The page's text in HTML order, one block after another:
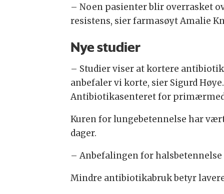
– Noen pasienter blir overrasket
resistens, sier farmasøyt Amalie
Nye studier
– Studier viser at kortere
anbefaler vi korte, sier Sigurd
Antibiotikasenteret for
Kuren for lungebetennelse har
dager.
– Anbefalingen for
Mindre antibiotikabruk betyr